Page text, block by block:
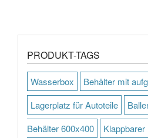
PRODUKT-TAGS
Wasserbox
Behälter mit
Lagerplatz für Autoteile
Behälter 600x400